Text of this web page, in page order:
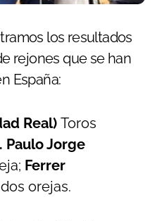
rejones que se han
España:
Real) Toros
Paulo Jorge
Ferrer
orejas.